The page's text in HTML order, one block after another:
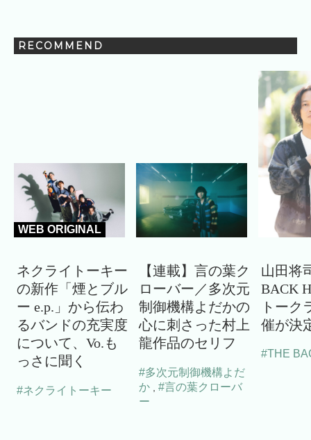
RECOMMEND
WEB ORIGINAL
ネクライトーキー
の新作「煙とブル
ー e.p.」から伝わ
るバンドの充実度
について、Vo.も
っさに聞く
#ネクライトーキー
【連載】言の葉ク
ローバー／多次元
制御機構よだかの
心に刺さった村上
龍作品のセリフ
#多次元制御機構よだ
か
#言の葉クローバ
ー
山田将
BACK
トーク
催が決
#THE